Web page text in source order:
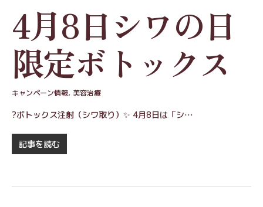
4月8日シワの日
限定ボトックス
キャンペーン情報, 美容治療
?ボトックス注射（シワ取り）✨ 4月8日は「シ…
記事を読む